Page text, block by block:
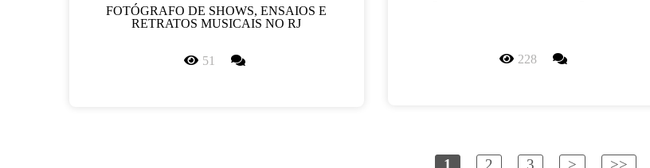
FOTÓGRAFO DE SHOWS, ENSAIOS E
RETRATOS MUSICAIS NO RJ
51 228
1 2 3 > >>